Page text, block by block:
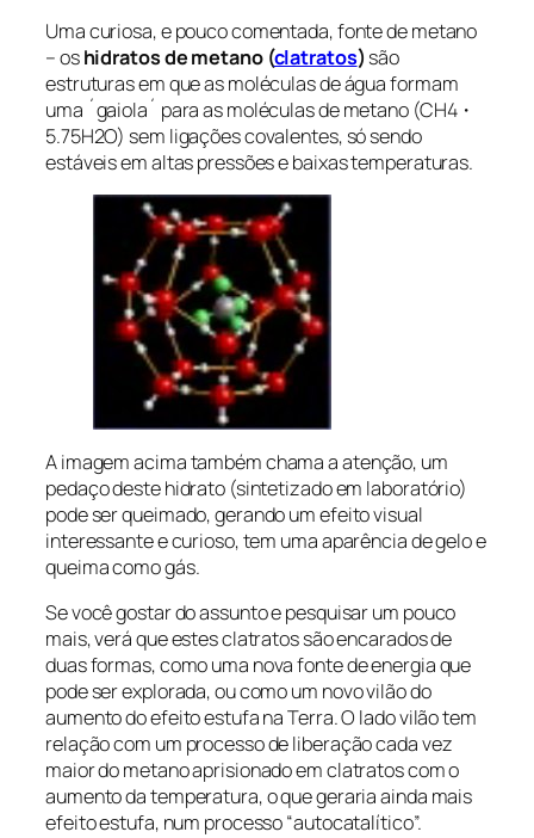
Uma curiosa, e pouco comentada, fonte de metano
– oshidratos de metano (clatratos) são
estruturas em que as moléculas de água formam
uma ´gaiola´ para as moléculas de metano (CH4・
5.75H2O) sem ligações covalentes, só sendo
estáveis em altas pressões e baixas temperaturas.
A imagem acima também chama a atenção, um
pedaço deste hidrato (sintetizado em laboratório)
pode ser queimado, gerando um efeito visual
interessante e curioso, tem uma aparência de gelo e
queima como gás.
Se você gostar do assunto e pesquisar um pouco
mais, verá que estes clatratos são encarados de
duas formas, como uma nova fonte de energia que
pode ser explorada, ou como um novo vilão do
aumento do efeito estufa na Terra. O lado vilão tem
relação com um processo de liberação cada vez
maior do metano aprisionado em clatratos com o
aumento da temperatura, o que geraria ainda mais
efeito estufa, num processo “autocatalítico”.